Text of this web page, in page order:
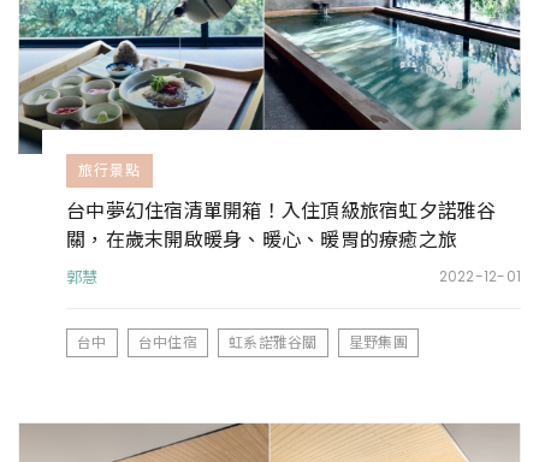
旅行景點
台中夢幻住宿清單開箱！入住頂級旅宿虹夕諾雅谷
關，在歲末開啟暖身、暖心、暖胃的療癒之旅
郭慧 2022-12-01
台中 台中住宿 虹系諾雅谷關 星野集團